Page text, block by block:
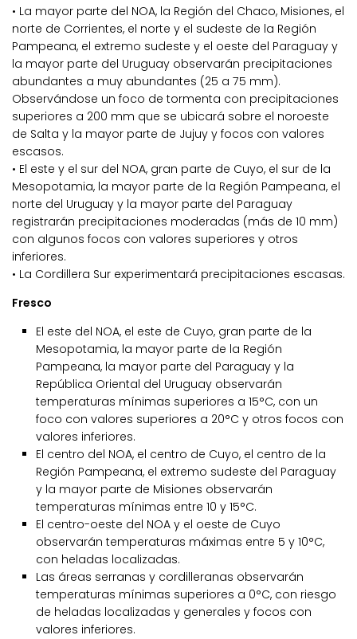
• La mayor parte del NOA, la Región del Chaco, Misiones, el
norte de Corrientes, el norte y el sudeste de la Región
Pampeana, el extremo sudeste y el oeste del Paraguay y
la mayor parte del Uruguay observarán precipitaciones
abundantes a muy abundantes (25 a 75 mm).
Observándose un foco de tormenta con precipitaciones
superiores a 200 mm que se ubicará sobre el noroeste
de Salta y la mayor parte de Jujuy y focos con valores
escasos.
• El este y el sur del NOA, gran parte de Cuyo, el sur de la
Mesopotamia, la mayor parte de la Región Pampeana, el
norte del Uruguay y la mayor parte del Paraguay
registrarán precipitaciones moderadas (más de 10 mm)
con algunos focos con valores superiores y otros
inferiores.
• La Cordillera Sur experimentará precipitaciones escasas.
Fresco
El este del NOA, el este de Cuyo, gran parte de la
Mesopotamia, la mayor parte de la Región
Pampeana, la mayor parte del Paraguay y la
República Oriental del Uruguay observarán
temperaturas mínimas superiores a 15°C, con un
foco con valores superiores a 20°C y otros focos con
valores inferiores.
El centro del NOA, el centro de Cuyo, el centro de la
Región Pampeana, el extremo sudeste del Paraguay
y la mayor parte de Misiones observarán
temperaturas mínimas entre 10 y 15°C.
El centro-oeste del NOA y el oeste de Cuyo
observarán temperaturas máximas entre 5 y 10°C,
con heladas localizadas.
Las áreas serranas y cordilleranas observarán
temperaturas mínimas superiores a 0°C, con riesgo
de heladas localizadas y generales y focos con
valores inferiores.